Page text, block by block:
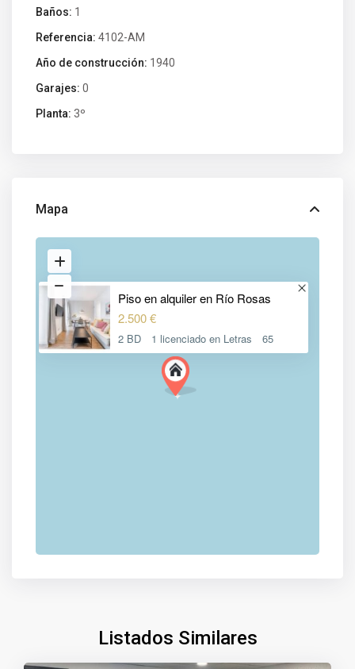
Baños: 1
Referencia: 4102-AM
Año de construcción: 1940
Garajes: 0
Planta: 3º
Mapa
Piso en alquiler en Río Rosas
2.500 €
2 BD 1 licenciado en Letras 65
Listados Similares